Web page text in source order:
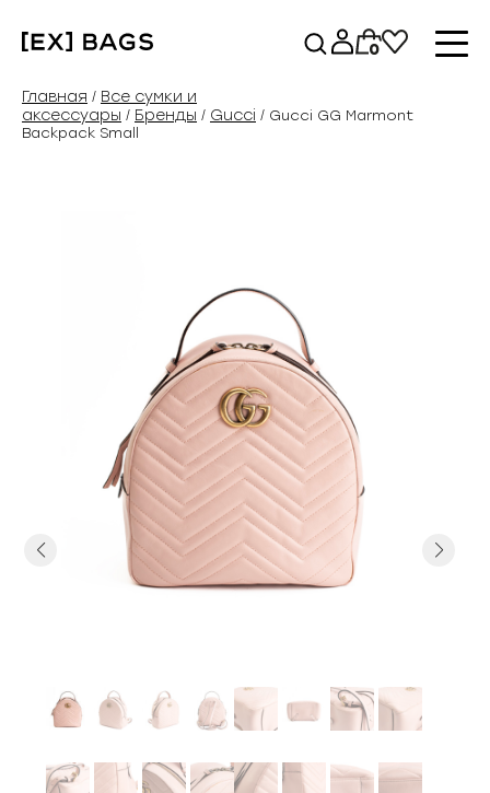
содержимому
0
Главная / Все сумки и
аксессуары / Бренды / Gucci / Gucci GG Marmont
Backpack Small
Previous Next